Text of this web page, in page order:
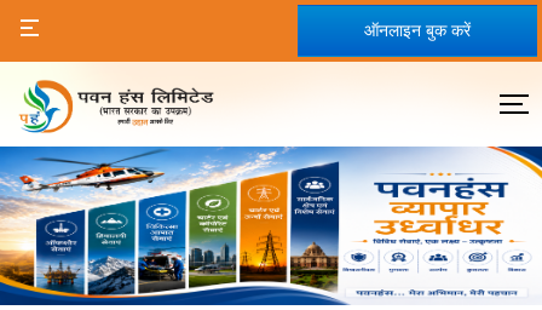
ऑनलाइन बुक करें